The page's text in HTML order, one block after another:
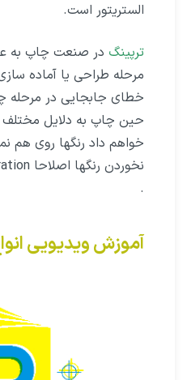
الستریتور است.
ترپینگ در صنعت چاپ به
مرحله طراحی یا آماده
خطای جابجایی در مرحله
حین چاپ به دلایل مختلف
خواهم داد رنگها روی هم
.
آموزش ویدیویی